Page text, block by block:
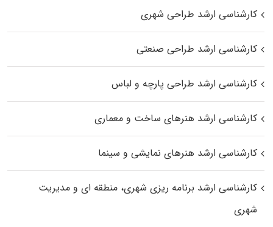
کارشناسی ارشد طراحی شهری
کارشناسی ارشد طراحی صنعتی
کارشناسی ارشد طراحی پارچه و لباس
کارشناسی ارشد هنرهای ساخت و معماری
کارشناسی ارشد هنرهای نمایشی و سینما
کارشناسی ارشد برنامه ریزی شهری، منطقه‌ ای و مدیریت
شهری